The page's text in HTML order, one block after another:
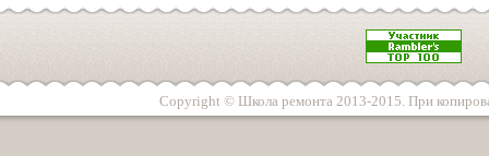
Copyright © Школа ремонта 2013-2015. При